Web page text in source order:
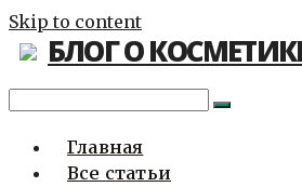
Skip to content
БЛОГ О
Главная
Все статьи